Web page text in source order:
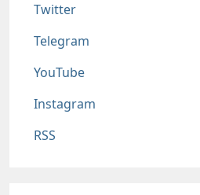
Twitter
Telegram
YouTube
Instagram
RSS